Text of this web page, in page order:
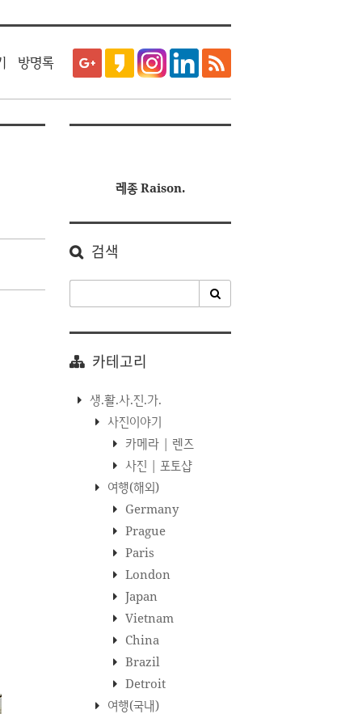
방명록
레종 Raison.
검색
카테고리
생.활.사.진.가.
사진이야기
카메라 | 렌즈
사진 | 포토샵
여행(해외)
Germany
Prague
Paris
London
Japan
Vietnam
China
Brazil
Detroit
여행(국내)